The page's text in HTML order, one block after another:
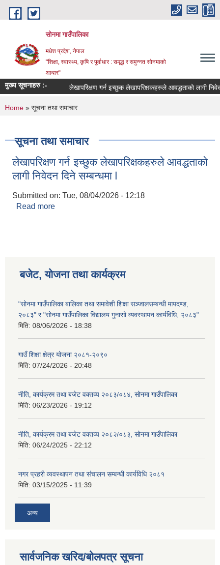
Skip to main content
सोनमा गाउँपालिका
मधेश प्रदेश, नेपाल
"शिक्षा, स्वास्थ्य, कृषि र पूर्वाधार : समृद्ध र समुन्नत सोनमाको
आधार"
मुख्य सूचनाहरु :- लेखापरिक्षण गर्न इच्छुक लेखापरिक्षकहरुले आवद्धताको लागी निवेदन
You are here
Home » सूचना तथा समाचार
सूचना तथा समाचार
लेखापरिक्षण गर्न इच्छुक लेखापरिक्षकहरुले आवद्धताको
लागी निवेदन दिने सम्बन्धमा l
Submitted on: Tue, 08/04/2026 - 12:18
Read more
बजेट, योजना तथा कार्यक्रम
"सोनमा गाउँपालिका बालिका तथा समावेशी शिक्षा सञ्जालसम्बन्धी मापदण्ड,
२०८३" र "सोनमा गाउँपालिका विद्यालय गुनासो व्यवस्थापन कार्यविधि, २०८३"
मिति: 08/06/2026 - 18:38
गाउँ शिक्षा क्षेत्र योजना २०८१-२०९०
मिति: 07/24/2026 - 20:48
नीति, कार्यक्रम तथा बजेट वक्तव्य २०८३/०८४, सोनमा गाउँपालिका
मिति: 06/23/2026 - 19:12
नीति, कार्यक्रम तथा बजेट वक्तव्य २०८२/०८३, सोनमा गाउँपालिका
मिति: 06/24/2025 - 22:12
नगर प्रहरी व्यवस्थापन तथा संचालन सम्बन्धी कार्यविधि २०८१
मिति: 03/15/2025 - 11:39
अन्य
सार्वजनिक खरिद/बोलपत्र सूचना